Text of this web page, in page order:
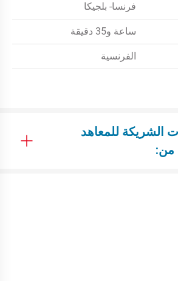
فرنسا- بلجيكا
ساعة و35 دقيقة
الفرنسية
الشريكة للمعاهد
من: